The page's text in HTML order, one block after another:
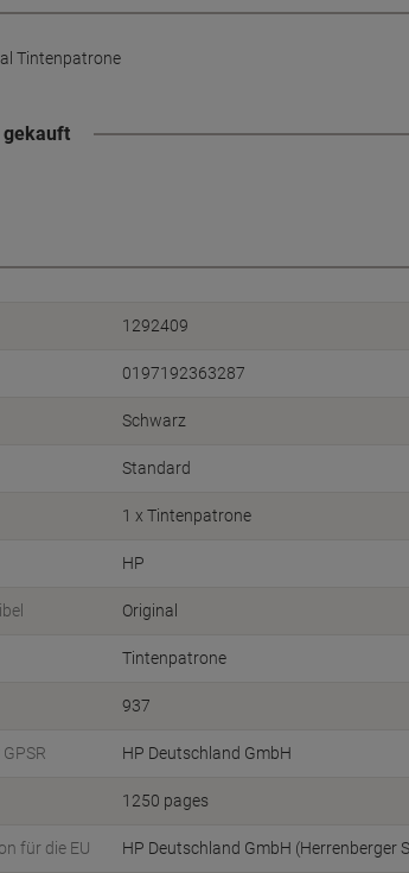
Tintenpatrone
gekauft
1292409
0197192363287
Schwarz
Standard
1 x Tintenpatrone
HP
Original
Tintenpatrone
937
HP Deutschland GmbH
1250 pages
für die EU HP Deutschland GmbH (Herrenberger